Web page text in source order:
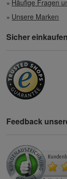
Häufige Fragen
Unsere Marken
Sicher einkaufen
Feedback